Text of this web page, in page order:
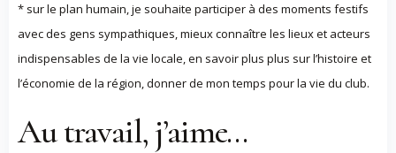
* sur le plan humain, je souhaite participer à des moments festifs
avec des gens sympathiques, mieux connaître les lieux et acteurs
indispensables de la vie locale, en savoir plus plus sur l’histoire et
l’économie de la région, donner de mon temps pour la vie du club.
Au travail, j’aime…